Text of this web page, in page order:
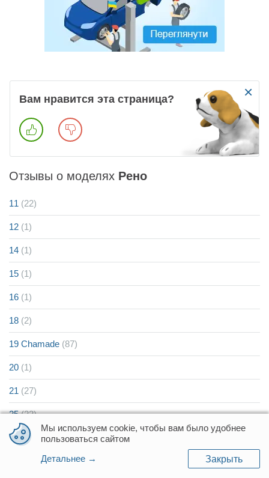
Мы используем cookie, чтобы вам было удобнее
пользоваться сайтом
Детальнее →
Закрыть
×
Вам нравится эта страница?
Отзывы о моделях Рено
11 (22)
12 (1)
14 (1)
15 (1)
16 (1)
18 (2)
19 Chamade (87)
20 (1)
21 (27)
25 (22)
30 (1)